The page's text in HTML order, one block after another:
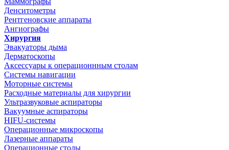
Денситометры
Рентгеновские аппараты
Ангиографы
Хирургия
Эвакуаторы дыма
Дерматоскопы
Аксессуары к операционнным столам
Системы навигации
Моторные системы
Расходные материалы для хирургии
Ультразвуковые аспираторы
Вакуумные аспираторы
HIFU-системы
Операционные микроскопы
Лазерные аппараты
Операционные столы